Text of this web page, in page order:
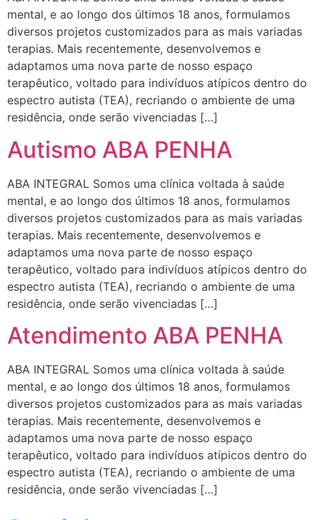
mental, e ao longo dos últimos 18 anos, formulamos
diversos projetos customizados para as mais variadas
terapias. Mais recentemente, desenvolvemos e
adaptamos uma nova parte de nosso espaço
terapêutico, voltado para indivíduos atípicos dentro do
espectro autista (TEA), recriando o ambiente de uma
residência, onde serão vivenciadas […]
Autismo ABA PENHA
ABA INTEGRAL Somos uma clínica voltada à saúde
mental, e ao longo dos últimos 18 anos, formulamos
diversos projetos customizados para as mais variadas
terapias. Mais recentemente, desenvolvemos e
adaptamos uma nova parte de nosso espaço
terapêutico, voltado para indivíduos atípicos dentro do
espectro autista (TEA), recriando o ambiente de uma
residência, onde serão vivenciadas […]
Atendimento ABA PENHA
ABA INTEGRAL Somos uma clínica voltada à saúde
mental, e ao longo dos últimos 18 anos, formulamos
diversos projetos customizados para as mais variadas
terapias. Mais recentemente, desenvolvemos e
adaptamos uma nova parte de nosso espaço
terapêutico, voltado para indivíduos atípicos dentro do
espectro autista (TEA), recriando o ambiente de uma
residência, onde serão vivenciadas […]